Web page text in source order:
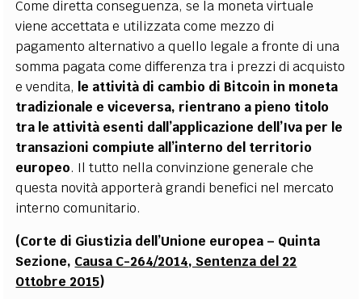
Come diretta conseguenza, se la moneta virtuale
viene accettata e utilizzata come mezzo di
pagamento alternativo a quello legale a fronte di una
somma pagata come differenza tra i prezzi di acquisto
e vendita, le attività di cambio di Bitcoin in moneta
tradizionale e viceversa, rientrano a pieno titolo
tra le attività esenti dall’applicazione dell’Iva per le
transazioni compiute all’interno del territorio
europeo. Il tutto nella convinzione generale che
questa novità apporterà grandi benefici nel mercato
interno comunitario.
(Corte di Giustizia dell’Unione europea – Quinta
Sezione, Causa C-264/2014, Sentenza del 22
Ottobre 2015)